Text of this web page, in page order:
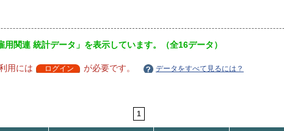
関連 統計データ」を表示しています。（全16データ）
用には ログイン が必要です。 データをすべて見るには？
1